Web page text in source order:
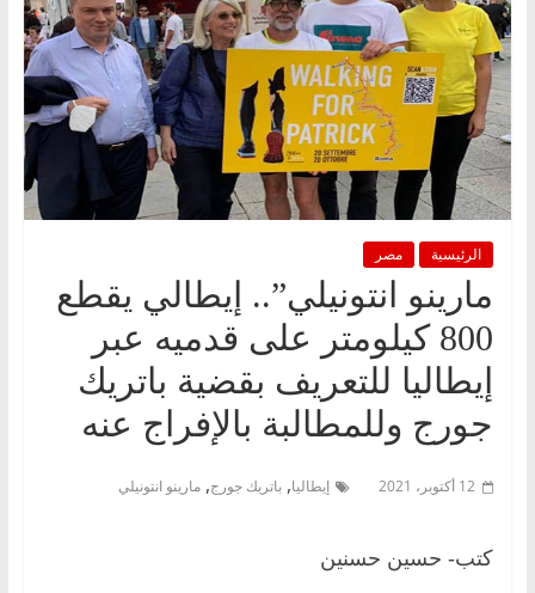
الرئيسية مصر
مارينو انتونيلي”.. إيطالي يقطع
800 كيلومتر على قدميه عبر
إيطاليا للتعريف بقضية باتريك
جورج وللمطالبة بالإفراج عنه
12 أكتوبر، 2021 إيطاليا, باتريك جورج, مارينو انتونيلي
كتب- حسين حسنين